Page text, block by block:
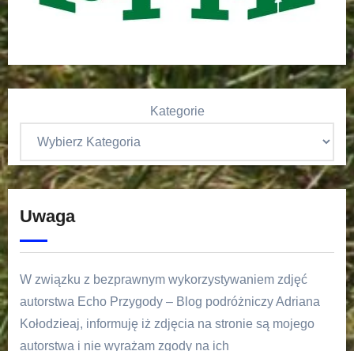
Kategorie
Uwaga
W związku z bezprawnym wykorzystywaniem zdjęć
autorstwa Echo Przygody – Blog podróżniczy Adriana
Kołodzieaj, informuję iż zdjęcia na stronie są mojego
autorstwa i nie wyrażam zgody na ich